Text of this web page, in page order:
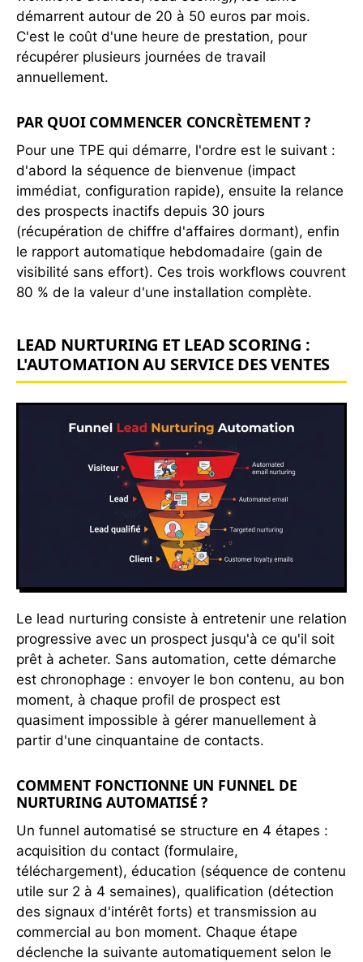
démarrent autour de 20 à 50 euros par mois.
C'est le coût d'une heure de prestation, pour
récupérer plusieurs journées de travail
annuellement.
PAR QUOI COMMENCER CONCRÈTEMENT ?
Pour une TPE qui démarre, l'ordre est le suivant :
d'abord la séquence de bienvenue (impact
immédiat, configuration rapide), ensuite la relance
des prospects inactifs depuis 30 jours
(récupération de chiffre d'affaires dormant), enfin
le rapport automatique hebdomadaire (gain de
visibilité sans effort). Ces trois workflows couvrent
80 % de la valeur d'une installation complète.
LEAD NURTURING ET LEAD SCORING :
L'AUTOMATION AU SERVICE DES VENTES
Le lead nurturing consiste à entretenir une relation
progressive avec un prospect jusqu'à ce qu'il soit
prêt à acheter. Sans automation, cette démarche
est chronophage : envoyer le bon contenu, au bon
moment, à chaque profil de prospect est
quasiment impossible à gérer manuellement à
partir d'une cinquantaine de contacts.
COMMENT FONCTIONNE UN FUNNEL DE
NURTURING AUTOMATISÉ ?
Un funnel automatisé se structure en 4 étapes :
acquisition du contact (formulaire,
téléchargement), éducation (séquence de contenu
utile sur 2 à 4 semaines), qualification (détection
des signaux d'intérêt forts) et transmission au
commercial au bon moment. Chaque étape
déclenche la suivante automatiquement selon le